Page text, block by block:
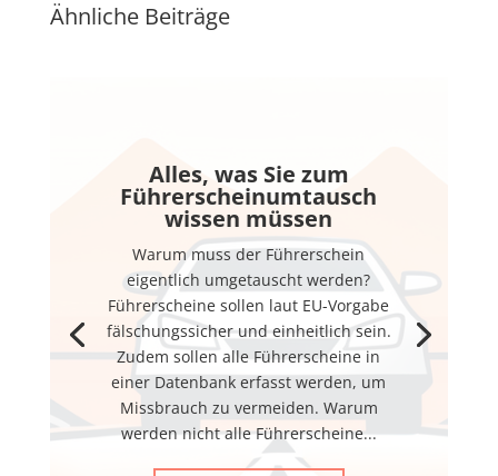
Ähnliche Beiträge
Alles, was Sie zum
Führerscheinumtausch
wissen müssen
Warum muss der Führerschein
eigentlich umgetauscht werden?
Führerscheine sollen laut EU-Vorgabe
fälschungssicher und einheitlich sein.
Zudem sollen alle Führerscheine in
einer Datenbank erfasst werden, um
Missbrauch zu vermeiden. Warum
werden nicht alle Führerscheine...